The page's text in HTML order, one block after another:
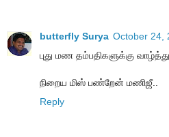
butterfly Surya October 24,
புது மண தம்பதிகளுக்கு
நிறைய மிஸ் பண்றேன் மணிஜீ..
Reply